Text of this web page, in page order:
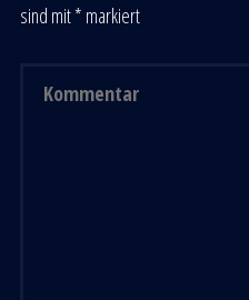
sind mit* markiert